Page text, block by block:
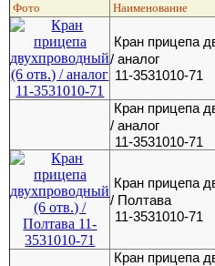
Фото Наименование
Кран прицепа
/ аналог
11-3531010-71
Кран прицепа
/ аналог
11-3531010-71
Кран прицепа
/ Полтава
11-3531010-71
Кран прицепа